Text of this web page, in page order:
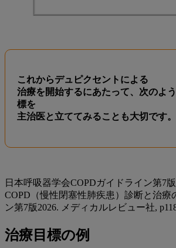
これからデュピクセントによる
治療を開始するにあたって、次のよ
標を
主治医と立ててみることも大切です。
日本呼吸器学会COPDガイドライン第7
COPD（慢性閉塞性肺疾患）診断と治療
ン第7版2026. メディカルレビュー社,
治療目標の例